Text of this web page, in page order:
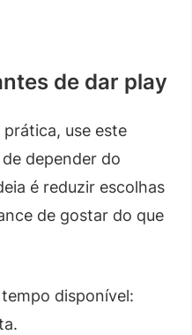
de dar play
use este
depender do
é reduzir escolhas
de gostar do que
disponível: